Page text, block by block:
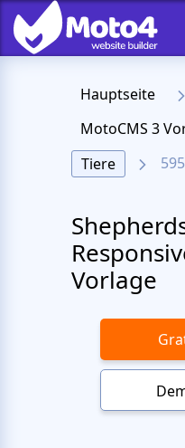
Hauptseite
Tiere
Vorlage